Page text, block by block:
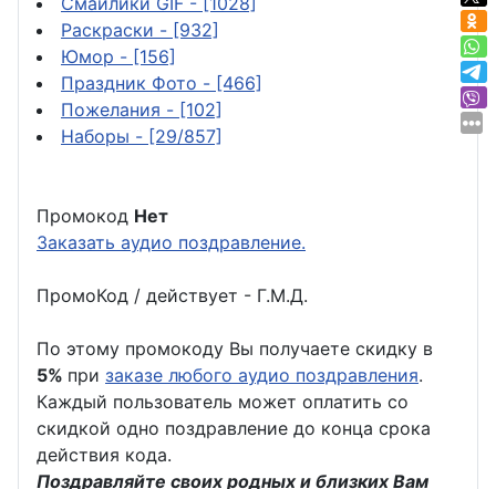
Раскраски - [932]
Юмор - [156]
Праздник Фото - [466]
Пожелания - [102]
Наборы - [29/857]
Промокод Нет
Заказать аудио поздравление.
ПромоКод / действует - Г.М.Д.
По этому промокоду Вы получаете скидку в
5% при заказе любого аудио поздравления.
Каждый пользователь может оплатить со
скидкой одно поздравление до конца срока
действия кода.
Поздравляйте своих родных и близких Вам